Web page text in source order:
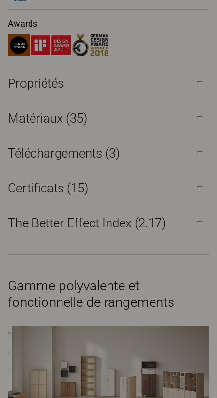
Awards
Propriétés
Matériaux (35)
Téléchargements (3)
Certificats (15)
The Better Effect Index (2.17)
Gamme polyvalente et
fonctionnelle de rangements